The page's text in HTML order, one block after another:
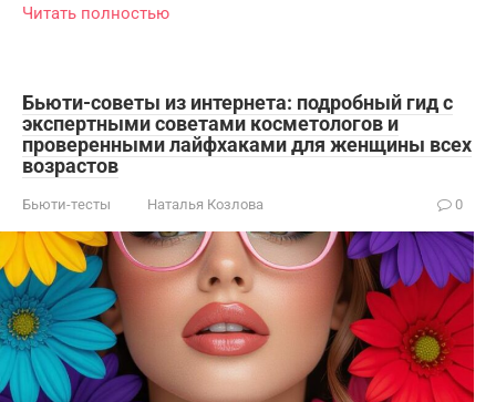
Читать полностью
Бьюти-советы из интернета: подробный гид с
экспертными советами косметологов и
проверенными лайфхаками для женщины всех
возрастов
Бьюти-тесты Наталья Козлова 0